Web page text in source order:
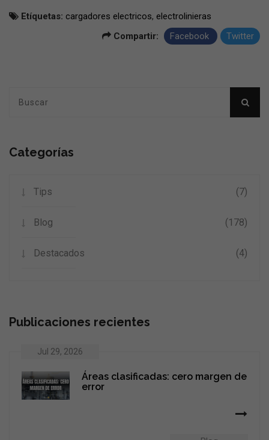
Etíquetas: cargadores electricos, electrolinieras
Compartir:
Facebook Twitter
Categorías
Tips (7)
Blog (178)
Destacados (4)
Publicaciones recientes
Jul 29, 2026
Áreas clasificadas: cero margen de
error